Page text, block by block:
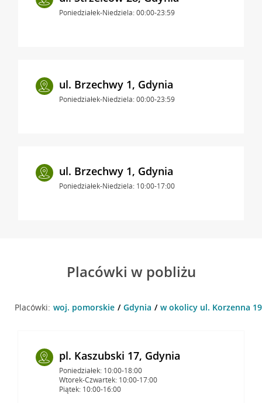
Poniedziałek-Niedziela: 00:00-23:59
ul. Brzechwy 1, Gdynia
Poniedziałek-Niedziela: 00:00-23:59
ul. Brzechwy 1, Gdynia
Poniedziałek-Niedziela: 10:00-17:00
Placówki w pobliżu
Placówki: woj. pomorskie Gdynia w okolicy ul. Korzenna
pl. Kaszubski 17, Gdynia
Poniedziałek: 10:00-18:00
Wtorek-Czwartek: 10:00-17:00
Piątek: 10:00-16:00